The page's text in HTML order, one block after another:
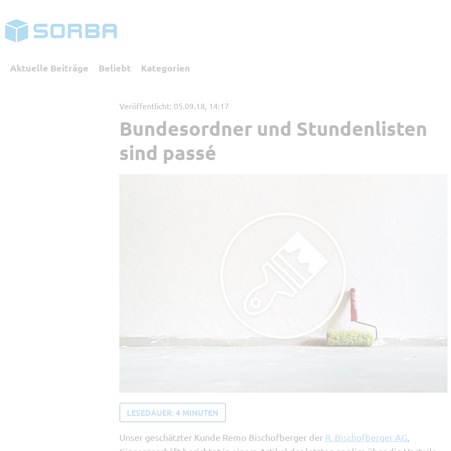
Aktuelle Beiträge Beliebt Kategorien
Digitales Arbeiten
Veröffentlicht: 05.09.18, 14:17
Bundesordner und Stundenlisten
sind passé
LESEDAUER:4 MINUTEN
Unser geschätzter Kunde Remo Bischofberger der R. Bischofberger AG